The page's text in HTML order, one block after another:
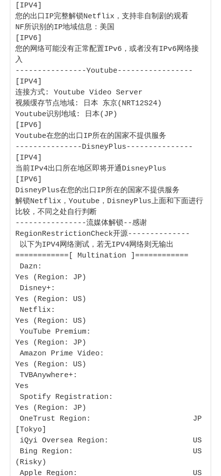
[IPV4]
您的出口IP完整解锁Netflix，支持非自制剧的观看
NF所识别的IP地域信息：美国
[IPV6]
您的网络可能没有正常配置IPv6，或者没有IPv6网络接
入
----------------Youtube-----------------
[IPV4]
连接方式: Youtube Video Server
视频缓存节点地域: 日本 东京(NRT12S24)
Youtube识别地域: 日本(JP)
[IPV6]
Youtube在您的出口IP所在的国家不提供服务
---------------DisneyPlus---------------
[IPV4]
当前IPv4出口所在地区即将开通DisneyPlus
[IPV6]
DisneyPlus在您的出口IP所在的国家不提供服务
解锁Netflix，Youtube，DisneyPlus上面和下面进行
比较，不同之处自行判断
----------------流媒体解锁--感谢
RegionRestrictionCheck开源--------------
============[ Multination ]============
Yes (Region: JP)
Yes (Region: US)
Yes (Region: US)
Yes (Region: JP)
Yes (Region: US)
Yes
Yes (Region: JP)
[Tokyo]
(Risky)